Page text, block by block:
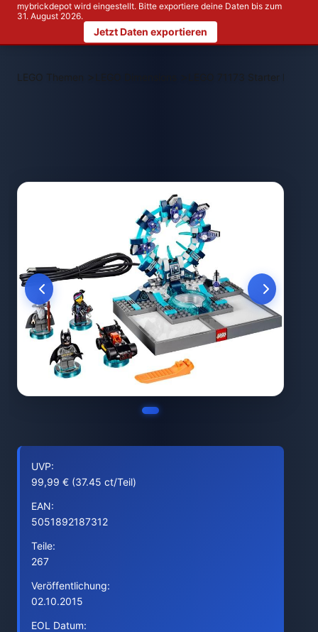
mybrickdepot wird eingestellt. Bitte exportiere deine Daten bis zum
31. August 2026.
Jetzt Daten exportieren
LEGO Themen > LEGO 71173 Starter Pack:
UVP:
99,99 € (37.45 ct/Teil)
EAN:
5051892187312
Teile:
267
Veröffentlichung:
02.10.2015
EOL Datum: